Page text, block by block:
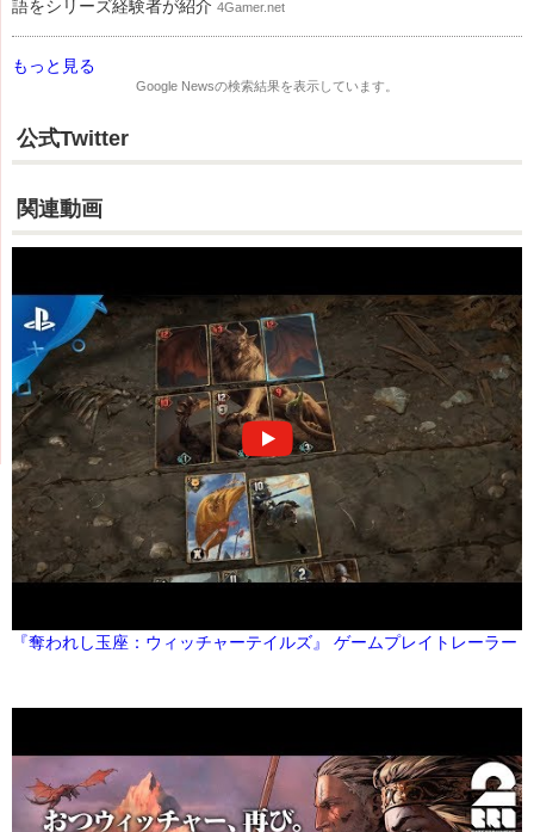
語をシリーズ経験者が紹介 4Gamer.net
もっと見る
Google Newsの検索結果を表示しています。
公式Twitter
関連動画
『奪われし玉座：ウィッチャーテイルズ』 ゲームプレイトレーラー